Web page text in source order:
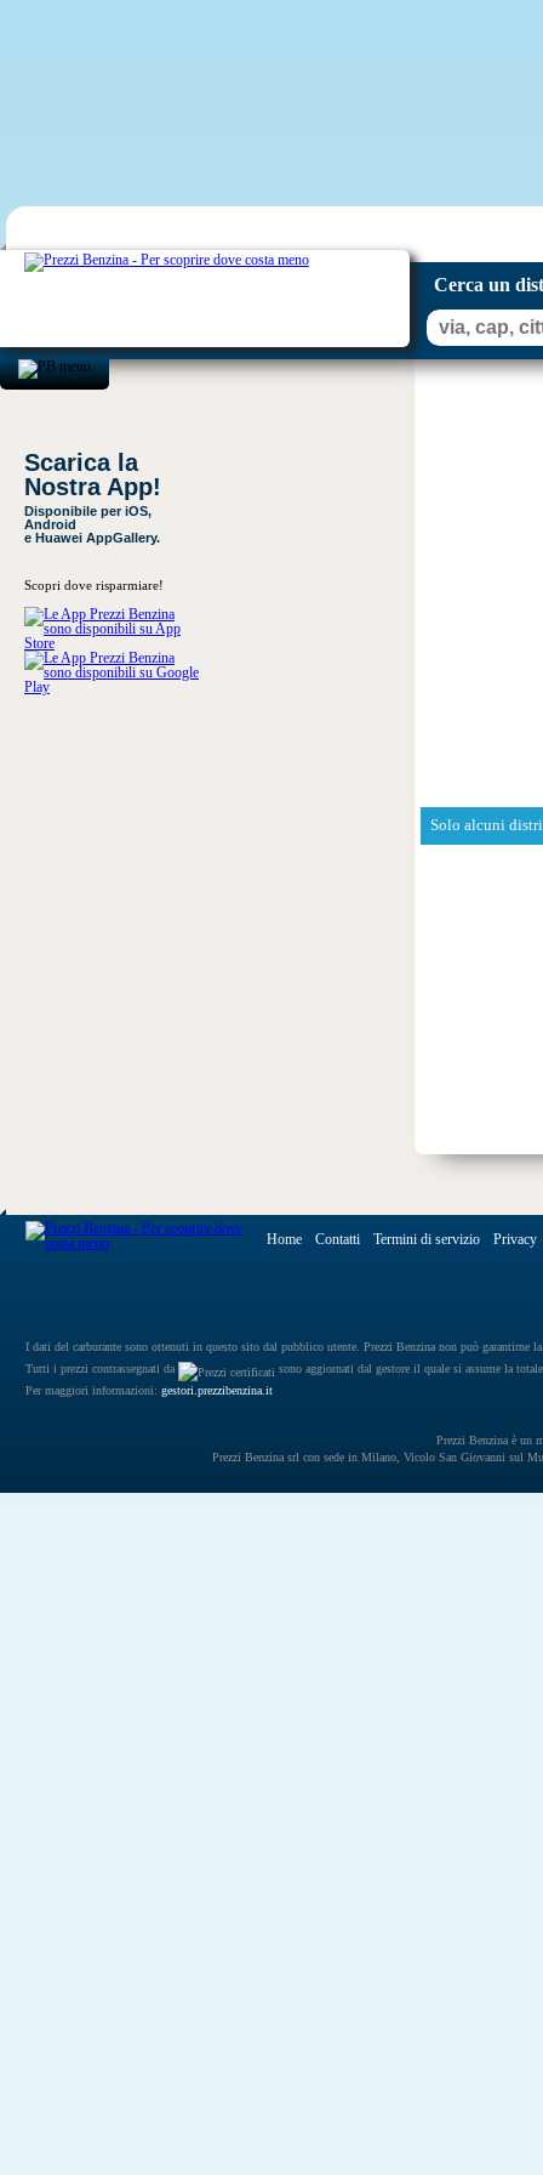
Cerca un
Scarica la
Nostra App!
Disponibile per iOS,
Android
e Huawei AppGallery.
Scopri dove risparmiare!
Solo alcuni
Home Contatti Termini di servizio Privacy
I dati del carburante sono ottenuti in questo sito dal pubblico utente. Prezzi Benzina non può garantirne
Tutti i prezzi contrassegnati da
sono aggiornati dal gestore il quale si assume la
Per maggiori informazioni: gestori.prezzibenzina.it
Prezzi Benzina è un
Prezzi Benzina srl con sede in Milano, Vicolo San Giovanni sul